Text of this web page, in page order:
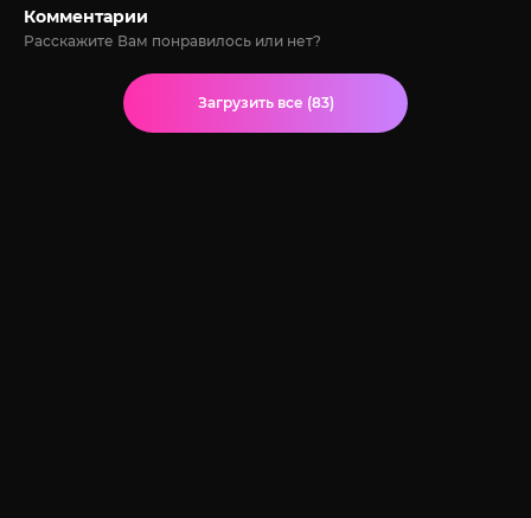
Комментарии
Расскажите Вам понравилось или нет?
Загрузить все (83)